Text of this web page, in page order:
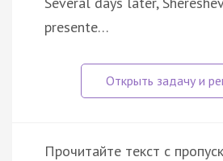
presente…
Прочитайте текст с